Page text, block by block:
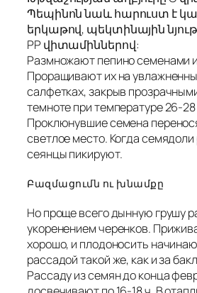
Պեպինոն նաև հարուստ է
երկաթով, պեկտինային
РР վիտամիններով:
Размножают пепино семенами
Проращивают их на
салфетках, закрыв
темноте при температуре 26-
Проклюнувшие семена
светлое место. Когда
сеянцы пикируют.
Բազմացումն ու խնամքը
Но проще всего дынную грушу
укоренением черенков.
хорошо, и плодоносить
рассадой такой же, как и за
Рассаду из семян до конца